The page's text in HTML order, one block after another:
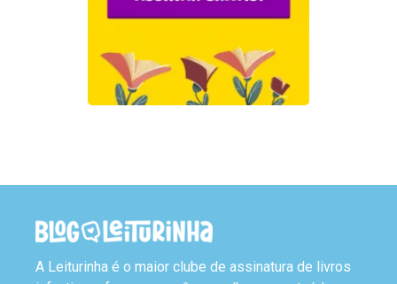
A Leiturinha é o maior clube de assinatura de livros